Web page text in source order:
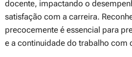
docente, impactando o
satisfação com a carreira.
precocemente é essencial para
e a continuidade do trabalho com